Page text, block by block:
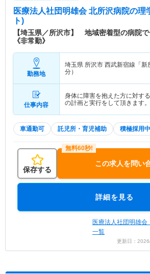
医療法人社団明雄会 北所沢病院の理
ト)
【埼玉県／所沢市】 地域密着型の病院で
《非常勤》
勤務地
埼玉県 所沢市 西武新宿線「新
分）
仕事内容
身体に障害を抱えた方に対す
の計画と実行をして頂きます。
車通勤可 託児所・育児補助 積極採用中
保存する
この求人を問い
詳細を見る
医療法人社団明雄
一覧
更新日：